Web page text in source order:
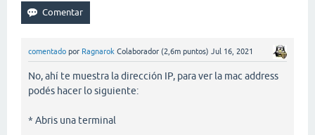
comentado por Ragnarok Colaborador (2,6m puntos) Jul 16, 2021
No, ahí te muestra la dirección IP, para ver la mac address
podés hacer lo siguiente:
* Abris una terminal